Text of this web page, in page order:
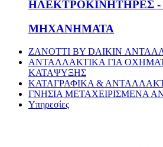
ΗΛΕΚΤΡΟΚΙΝΗΤΗΡΕΣ
ΜΗΧΑΝΗΜΑΤΑ
ZANOTTI BY DAIKIN
ΑΝΤΑΛΛΑΚΤΙΚΑ ΓΙΑ
ΚΑΤΑΨΥΞΗΣ
ΚΑΤΑΓΡΑΦΙΚΑ &
ΓΝΗΣΙΑ ΜΕΤΑΧΕΙΡΙΣΜΕΝΑ
Υπηρεσίες